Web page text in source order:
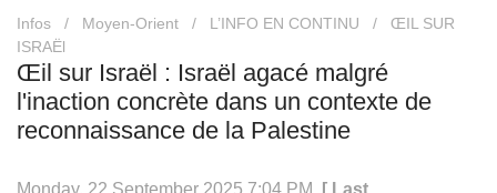
Infos / Moyen-Orient / L’INFO EN CONTINU /
ŒIL SUR
ISRAËl
Œil sur Israël : Israël agacé malgré
l'inaction concrète dans un contexte de
reconnaissance de la Palestine
Monday, 22 September 2025 7:04 PM
[ Last